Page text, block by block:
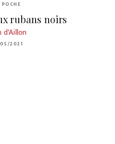
POCHE
rubans noirs
d'Aillon
2021